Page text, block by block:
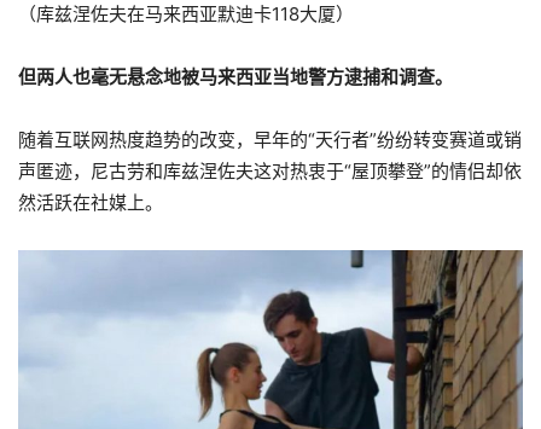
（库兹涅佐夫在马来西亚默迪卡118大厦）
但两人也毫无悬念地被马来西亚当地警方逮捕和调查。
随着互联网热度趋势的改变，早年的“天行者”纷纷转变赛道或销
声匿迹，尼古劳和库兹涅佐夫这对热衷于“屋顶攀登”的情侣却依
然活跃在社媒上。